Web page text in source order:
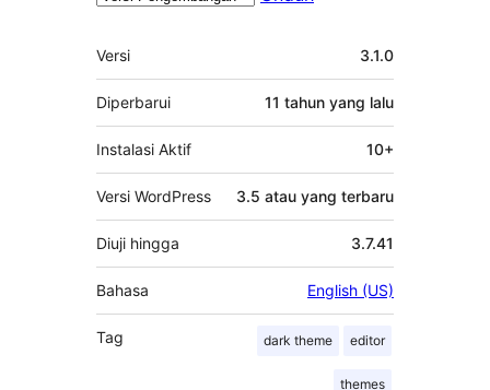
Meta
Versi 3.1.0
Diperbarui 11 tahun yang lalu
Instalasi Aktif 10+
Versi WordPress 3.5 atau yang terbaru
Diuji hingga 3.7.41
Bahasa English (US)
Tag dark theme editor
themes